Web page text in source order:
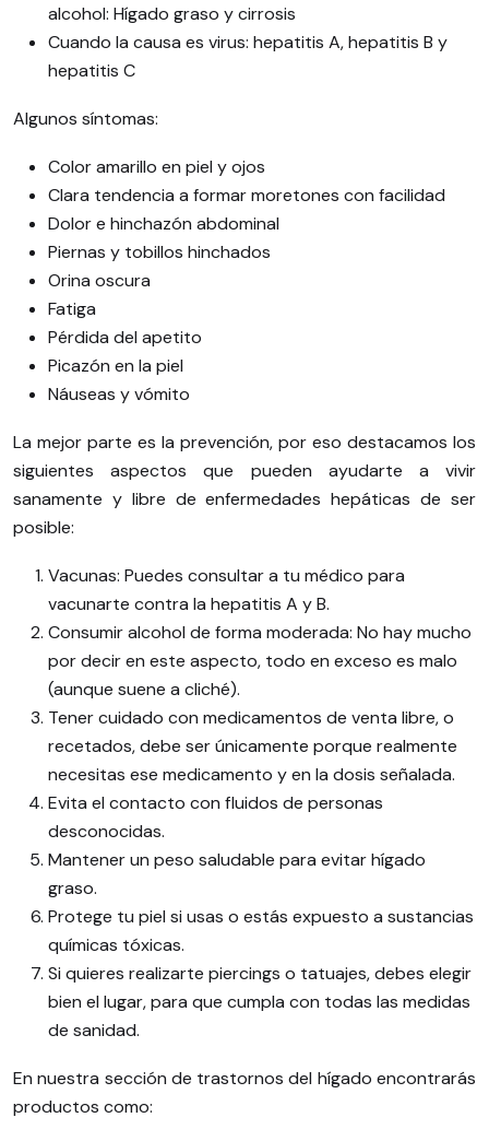
alcohol: Hígado graso y cirrosis
Cuando la causa es virus: hepatitis A, hepatitis B y
hepatitis C
Algunos síntomas:
Color amarillo en piel y ojos
Clara tendencia a formar moretones con facilidad
Dolor e hinchazón abdominal
Piernas y tobillos hinchados
Orina oscura
Fatiga
Pérdida del apetito
Picazón en la piel
Náuseas y vómito
La mejor parte es la prevención, por eso destacamos los
siguientes aspectos que pueden ayudarte a vivir
sanamente y libre de enfermedades hepáticas de ser
posible:
Vacunas: Puedes consultar a tu médico para
vacunarte contra la hepatitis A y B.
Consumir alcohol de forma moderada: No hay mucho
por decir en este aspecto, todo en exceso es malo
(aunque suene a cliché).
Tener cuidado con medicamentos de venta libre, o
recetados, debe ser únicamente porque realmente
necesitas ese medicamento y en la dosis señalada.
Evita el contacto con fluidos de personas
desconocidas.
Mantener un peso saludable para evitar hígado
graso.
Protege tu piel si usas o estás expuesto a sustancias
químicas tóxicas.
Si quieres realizarte piercings o tatuajes, debes elegir
bien el lugar, para que cumpla con todas las medidas
de sanidad.
En nuestra sección de trastornos del hígado encontrarás
productos como: